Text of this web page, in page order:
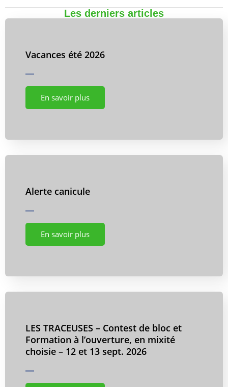
Les derniers articles
Vacances été 2026
En savoir plus
Alerte canicule
En savoir plus
LES TRACEUSES – Contest de bloc et
Formation à l’ouverture, en mixité
choisie – 12 et 13 sept. 2026